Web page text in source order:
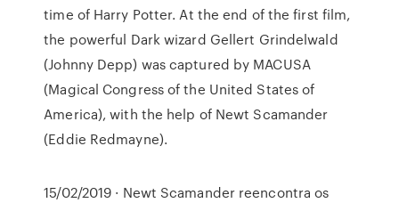
time of Harry Potter. At the end of the first film,
the powerful Dark wizard Gellert Grindelwald
(Johnny Depp) was captured by MACUSA
(Magical Congress of the United States of
America), with the help of Newt Scamander
(Eddie Redmayne).
15/02/2019 · Newt Scamander reencontra os